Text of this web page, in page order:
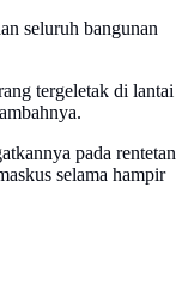
seluruh bangunan
tergeletak di lantai
pada rentetan
selama hampir